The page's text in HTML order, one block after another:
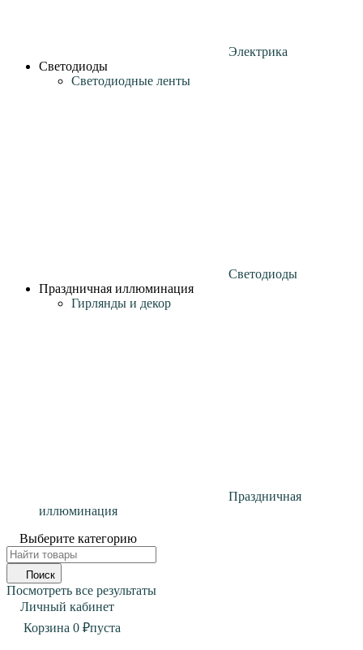
Электрика
Светодиоды
Светодиодные ленты
Светодиоды
Праздничная иллюминация
Гирлянды и декор
Праздничная
иллюминация
Выберите категорию
Поиск
Посмотреть все результаты
Личный кабинет
Корзина 0 ₽пуста